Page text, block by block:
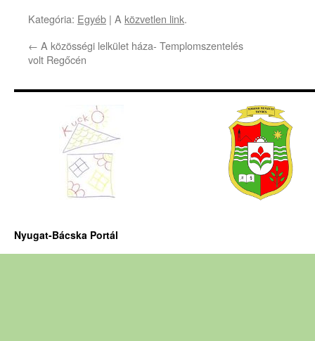
Kategória: Egyéb | A közvetlen link.
← A közösségi lelkület háza- Templomszentelés
volt Regőcén
Nyugat-Bácska Portál